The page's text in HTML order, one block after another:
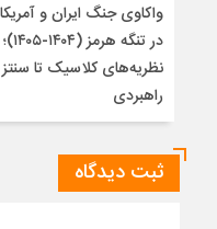
واکاوی جنگ ایران و آمریکا
در تنگه
نظریه‌های کلاسیک تا سنتز
راهبردی
ثبت دیدگاه